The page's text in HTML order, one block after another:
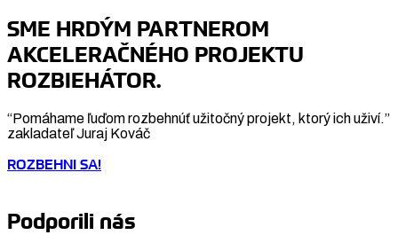
SME HRDÝM PARTNEROM
AKCELERAČNÉHO PROJEKTU
ROZBIEHÁTOR.
“Pomáhame ľuďom rozbehnúť užitočný projekt, ktorý ich uživí.”
zakladateľ Juraj Kováč
ROZBEHNI SA!
Podporili nás